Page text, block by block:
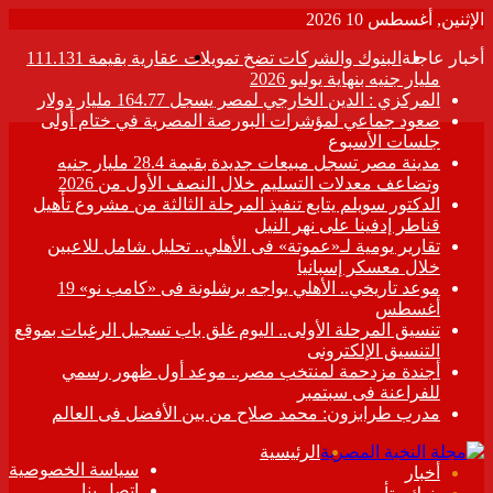
الإثنين, أغسطس 10 2026
أخبار عاجلة
البنوك والشركات تضخ تمويلات عقارية بقيمة 111.131
مليار جنيه بنهاية يوليو 2026
المركزي : الدين الخارجي لمصر يسجل 164.77 مليار دولار
صعود جماعي لمؤشرات البورصة المصرية في ختام أولى
جلسات الأسبوع
مدينة مصر تسجل مبيعات جديدة بقيمة 28.4 مليار جنيه
وتضاعف معدلات التسليم خلال النصف الأول من 2026
الدكتور سويلم يتابع تنفيذ المرحلة الثالثة من مشروع تأهيل
قناطر إدفينا على نهر النيل
تقارير يومية لـ«عموتة» فى الأهلي.. تحليل شامل للاعبين
خلال معسكر إسبانيا
موعد تاريخي.. الأهلي يواجه برشلونة فى «كامب نو» 19
أغسطس
تنسيق المرحلة الأولى.. اليوم غلق باب تسجيل الرغبات بموقع
التنسيق الإلكترونى
أجندة مزدحمة لمنتخب مصر.. موعد أول ظهور رسمي
للفراعنة فى سبتمبر
مدرب طرابزون: محمد صلاح من بين الأفضل فى العالم
سياسة الخصوصية
القائمة
الرئيسية
أخبار